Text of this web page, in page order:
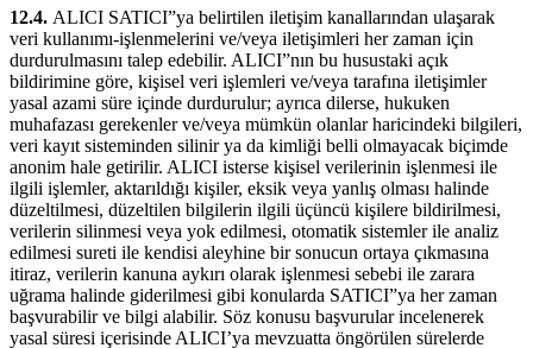
12.4. ALICI SATICI”ya belirtilen iletişim kanallarından ulaşarak
veri kullanımı-işlenmelerini ve/veya iletişimleri her zaman için
durdurulmasını talep edebilir. ALICI”nın bu husustaki açık
bildirimine göre, kişisel veri işlemleri ve/veya tarafına iletişimler
yasal azami süre içinde durdurulur; ayrıca dilerse, hukuken
muhafazası gerekenler ve/veya mümkün olanlar haricindeki bilgileri,
veri kayıt sisteminden silinir ya da kimliği belli olmayacak biçimde
anonim hale getirilir. ALICI isterse kişisel verilerinin işlenmesi ile
ilgili işlemler, aktarıldığı kişiler, eksik veya yanlış olması halinde
düzeltilmesi, düzeltilen bilgilerin ilgili üçüncü kişilere bildirilmesi,
verilerin silinmesi veya yok edilmesi, otomatik sistemler ile analiz
edilmesi sureti ile kendisi aleyhine bir sonucun ortaya çıkmasına
itiraz, verilerin kanuna aykırı olarak işlenmesi sebebi ile zarara
uğrama halinde giderilmesi gibi konularda SATICI”ya her zaman
başvurabilir ve bilgi alabilir. Söz konusu başvurular incelenerek
yasal süresi içerisinde ALICI’ya mevzuatta öngörülen sürelerde